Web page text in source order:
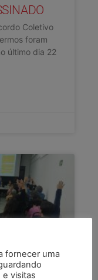
Coletivo
foram
último dia 22
fornecer uma
visitas